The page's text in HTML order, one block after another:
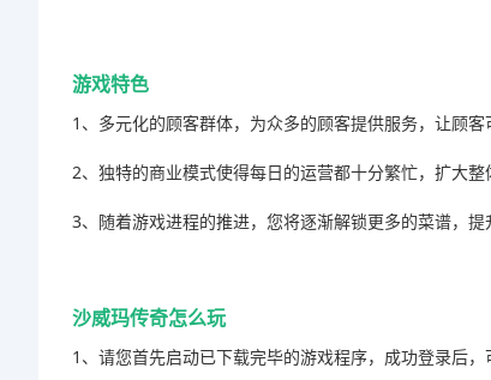
游戏特色
1、多元化的顾客群体，为众多的顾客提供服务，让顾
2、独特的商业模式使得每日的运营都十分繁忙，扩大整
3、随着游戏进程的推进，您将逐渐解锁更多的菜谱，
沙威玛传奇怎么玩
1、请您首先启动已下载完毕的游戏程序，成功登录后，